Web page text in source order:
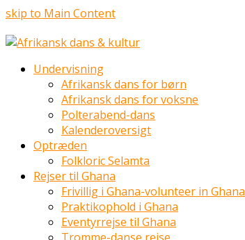
skip to Main Content
Undervisning
Afrikansk dans for børn
Afrikansk dans for voksne
Polterabend-dans
Kalenderoversigt
Optræden
Folkloric Selamta
Rejser til Ghana
Frivillig i Ghana-volunteer in Ghana
Praktikophold i Ghana
Eventyrrejse til Ghana